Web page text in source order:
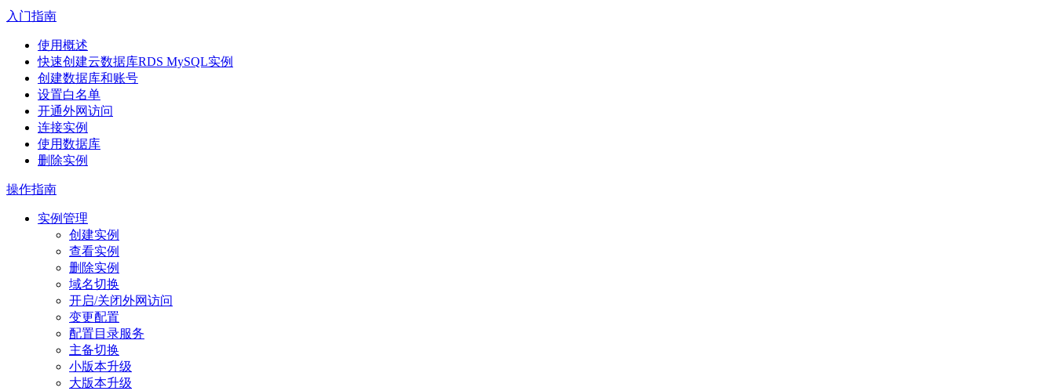
入门指南
使用概述
快速创建云数据库RDS MySQL实例
创建数据库和账号
设置白名单
开通外网访问
连接实例
使用数据库
删除实例
操作指南
实例管理
创建实例
查看实例
删除实例
域名切换
开启/关闭外网访问
变更配置
配置目录服务
主备切换
小版本升级
大版本升级